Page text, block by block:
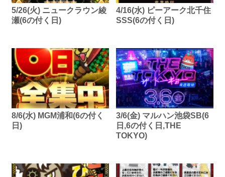
5/26(火) ニュークラウン綾
瀬(6の付く日)
4/16(水) ピーアーク北千住
SSS(6の付く日)
8/6(水) MGM浦和(6の付く
日)
3/6(金) マルハン池袋SB(6
日,6の付く日,THE
TOKYO)